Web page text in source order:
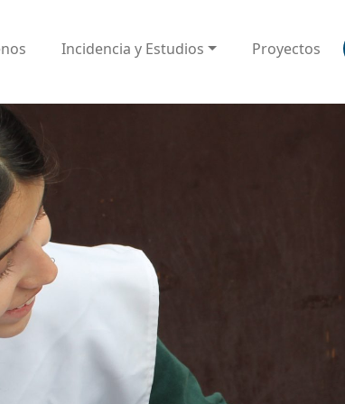
Incidencia y Estudios Proyectos